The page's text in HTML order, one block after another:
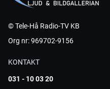
© Tele-Hå Radio-TV KB
Org nr: 969702-9156
KONTAKT
031 - 10 03 20